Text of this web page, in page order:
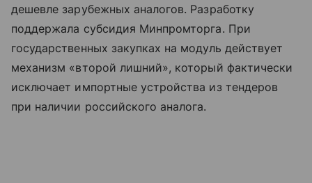
дешевле зарубежных аналогов. Разработку
поддержала субсидия Минпромторга. При
государственных закупках на модуль действует
механизм «второй лишний», который фактически
исключает импортные устройства из тендеров
при наличии российского аналога.